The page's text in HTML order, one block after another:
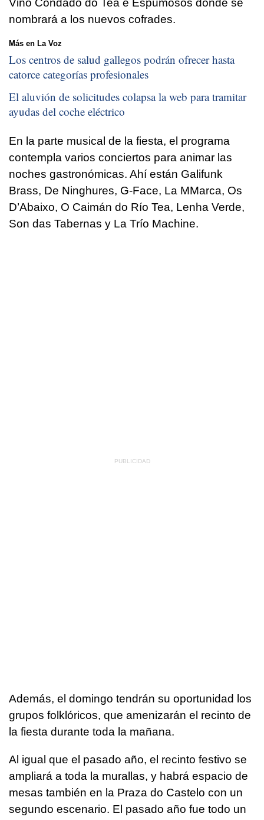
Viño Condado do Tea e Espumosos donde se
nombrará a los nuevos cofrades.
Más en La Voz
Los centros de salud gallegos podrán ofrecer hasta
catorce categorías profesionales
El aluvión de solicitudes colapsa la web para tramitar
ayudas del coche eléctrico
En la parte musical de la fiesta, el programa
contempla varios conciertos para animar las
noches gastronómicas. Ahí están Galifunk
Brass, De Ninghures, G-Face, La MMarca, Os
D’Abaixo, O Caimán do Río Tea, Lenha Verde,
Son das Tabernas y La Trío Machine.
Además, el domingo tendrán su oportunidad los
grupos folklóricos, que amenizarán el recinto de
la fiesta durante toda la mañana.
Al igual que el pasado año, el recinto festivo se
ampliará a toda la murallas, y habrá espacio de
mesas también en la Praza do Castelo con un
segundo escenario. El pasado año fue todo un